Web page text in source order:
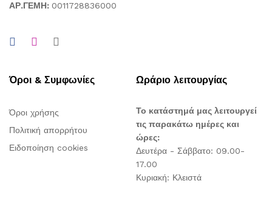
ΑΡ.ΓΕΜΗ: 0011728836000
Όροι & Συμφωνίες
Όροι χρήσης
Πολιτική απορρήτου
Ειδοποίηση cookies
Ωράριο λειτουργίας
Το κατάστημά μας λειτουργεί
τις παρακάτω ημέρες και
ώρες:
Δευτέρα - Σάββατο: 09.00-
17.00
Κυριακή: Κλειστά